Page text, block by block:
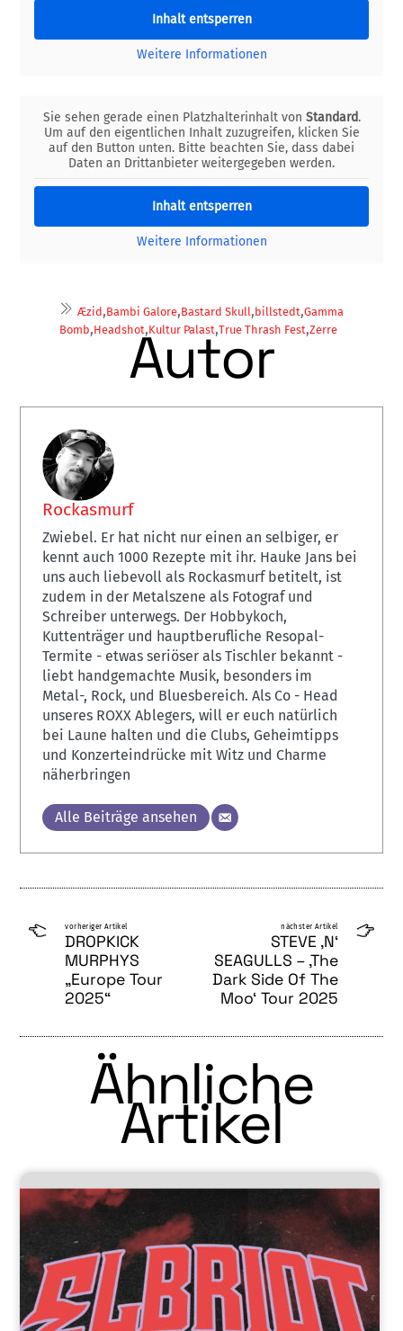
Inhalt entsperren
Weitere Informationen
Sie sehen gerade einen Platzhalterinhalt von Standard.
Um auf den eigentlichen Inhalt zuzugreifen, klicken Sie
auf den Button unten. Bitte beachten Sie, dass dabei
Daten an Drittanbieter weitergegeben werden.
Inhalt entsperren
Weitere Informationen
Æzid,Bambi Galore,Bastard Skull,billstedt,Gamma
Bomb,Headshot,Kultur Palast,True Thrash Fest,Zerre
Autor
Rockasmurf
Zwiebel. Er hat nicht nur einen an selbiger, er
kennt auch 1000 Rezepte mit ihr. Hauke Jans bei
uns auch liebevoll als Rockasmurf betitelt, ist
zudem in der Metalszene als Fotograf und
Schreiber unterwegs. Der Hobbykoch,
Kuttenträger und hauptberufliche Resopal-
Termite - etwas seriöser als Tischler bekannt -
liebt handgemachte Musik, besonders im
Metal-, Rock, und Bluesbereich. Als Co - Head
unseres ROXX Ablegers, will er euch natürlich
bei Laune halten und die Clubs, Geheimtipps
und Konzerteindrücke mit Witz und Charme
näherbringen
Alle Beiträge ansehen
vorheriger Artikel
DROPKICK
MURPHYS
„Europe Tour
2025“
nächster Artikel
STEVE ‚N‘
SEAGULLS – ‚The
Dark Side Of The
Moo‘ Tour 2025
Ähnliche
Artikel